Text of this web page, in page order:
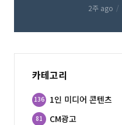
2주 ago
카테고리
1인 미디어 콘텐츠
136
CM광고
81